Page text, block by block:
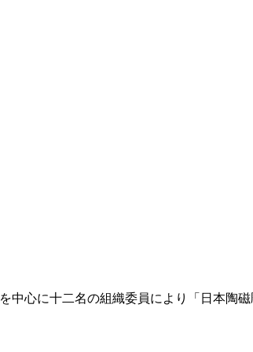
を中心に十二名の組織委員により「日本陶